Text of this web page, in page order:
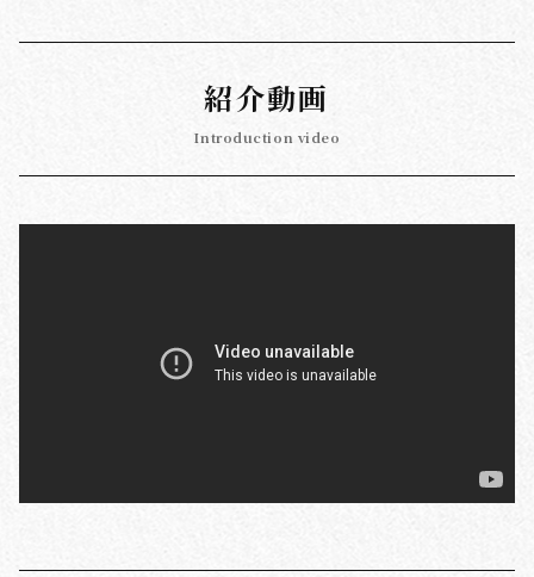
紹介動画
Introduction video